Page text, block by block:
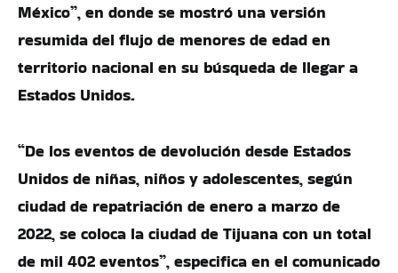
México”, en donde se mostró una versión
resumida del flujo de menores de edad en
territorio nacional en su búsqueda de llegar a
Estados Unidos.
“De los eventos de devolución desde Estados
Unidos de niñas, niños y adolescentes, según
ciudad de repatriación de enero a marzo de
2022, se coloca la ciudad de Tijuana con un total
de mil 402 eventos”, especifica en el comunicado